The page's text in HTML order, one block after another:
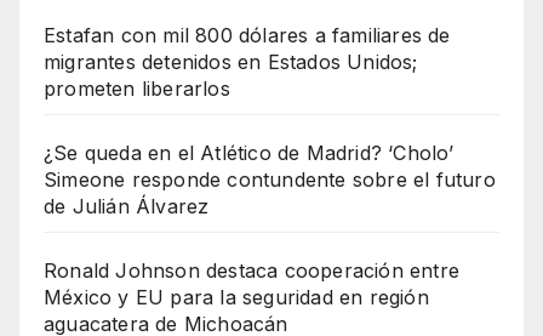
Estafan con mil 800 dólares a familiares de
migrantes detenidos en Estados Unidos;
prometen liberarlos
¿Se queda en el Atlético de Madrid? ‘Cholo’
Simeone responde contundente sobre el futuro
de Julián Álvarez
Ronald Johnson destaca cooperación entre
México y EU para la seguridad en región
aguacatera de Michoacán